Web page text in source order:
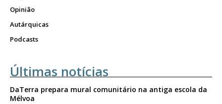
12 meses
Opinião
Autárquicas
Podcasts
Últimas notícias
DaTerra prepara mural comunitário na antiga escola da
Mélvoa